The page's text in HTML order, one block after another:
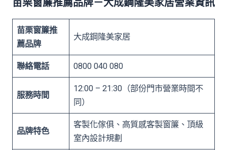
苗栗窗簾推
薦品牌
大成鋼隆美家居
聯絡電話 0800 040 080
服務時間
12:00 – 21:30（部份門市營業時間不
同）
品牌特色
客製化傢俱、高質感客製窗簾、頂級
室內設計規劃